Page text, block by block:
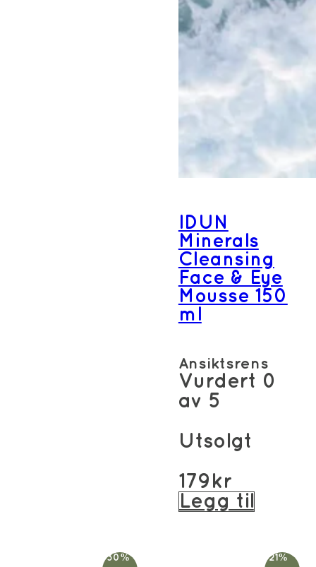
IDUN
Minerals
Cleansing
Face & Eye
Mousse 150
ml
Ansiktsrens
Vurdert 0
av 5
Utsolgt
179 kr
Legg til
-30% -21%